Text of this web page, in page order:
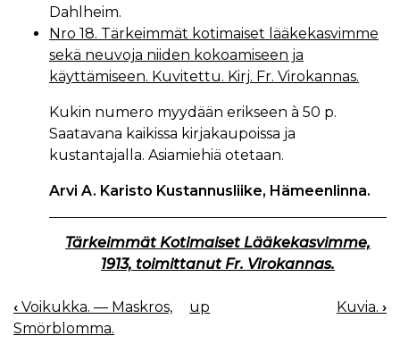
Dahlheim.
Nro 18. Tärkeimmät kotimaiset lääkekasvimme
sekä neuvoja niiden kokoamiseen ja
käyttämiseen. Kuvitettu. Kirj. Fr. Virokannas.
Kukin numero myydään erikseen à 50 p.
Saatavana kaikissa kirjakaupoissa ja
kustantajalla. Asiamiehiä otetaan.
Arvi A. Karisto Kustannusliike, Hämeenlinna.
Tärkeimmät Kotimaiset Lääkekasvimme,
1913, toimittanut Fr. Virokannas.
BOOK
NAVIGATION
‹ Voikukka. — Maskros,
Smörblomma.
up Kuvia. ›